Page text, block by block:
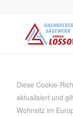
Diese Cookie-
aktualisiert und
Wohnsitz im